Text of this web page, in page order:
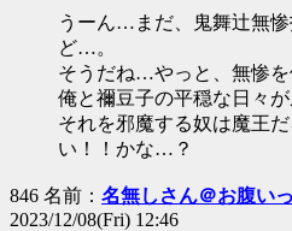
うーん…まだ、鬼舞辻無
ど…。
そうだね…やっと、無惨
俺と禰豆子の平穏な日々が
それを邪魔する奴は魔王
い！！かな…？
846 名前： 名無しさん＠お腹い
2023/12/08(Fri) 12:46